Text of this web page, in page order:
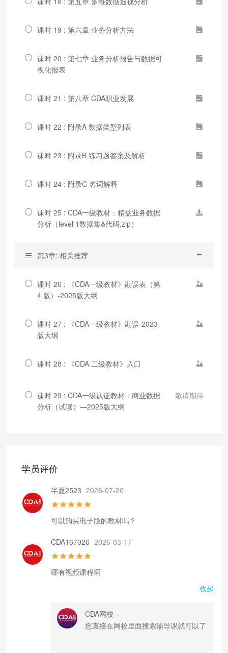
课时 19 : 第六章 业务分析方法
课时 20 : 第七章 业务分析报告与数据可
视化报表
课时 21 : 第八章 CDA职业发展
课时 22 : 附录A 数据类型列表
课时 23 : 附录B 练习题答案及解析
课时 24 : 附录C 名词解释
课时 25 : CDA一级教材：精益业务数据
分析（level 1数据集&代码.zip）
第3章: 相关推荐
课时 26 : 《CDA一级教材》勘误表（第
4 版）-2025版大纲
课时 27 : 《CDA一级教材》勘误-2023
版大纲
课时 28 : 《CDA 二级教材》入口
课时 29 : CDA一级认证教材：商业数据
分析（试读）—2025版大纲
敬请期待
学员评价
半夏2523 2026-07-20
可以购买电子版的教材吗？
CDA167026 2026-03-17
哪有视频课程啊
收起
CDA网校 • -
您直接在网校里面搜索辅导课就可以了